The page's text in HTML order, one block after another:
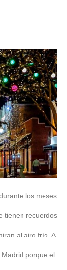
los meses
tienen recuerdos
al aire frío. A
porque el